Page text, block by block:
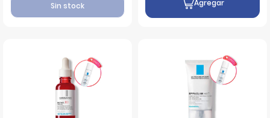
Sin stock Agregar